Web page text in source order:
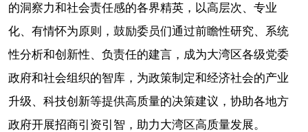
的洞察力和社会责任感的各界精英，以高层次、专业
化、有情怀为原则，鼓励委员们通过前瞻性研究、系统
性分析和创新性、负责任的建言，成为大湾区各级党委
政府和社会组织的智库，为政策制定和经济社会的产业
升级、科技创新等提供高质量的决策建议，协助各地方
政府开展招商引资引智，助力大湾区高质量发展。